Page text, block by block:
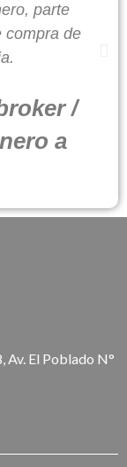
parte
compra de
/
a
Av. El Poblado N°